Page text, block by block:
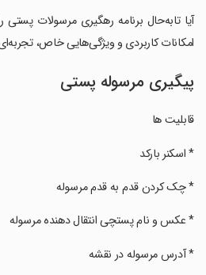
آیا تابه‌حال برنامه رهگیری مرسولات پستی
امکانات کاربردی و ویژگی‌هایی خاص،
پیگیری مرسوله پستی
قابلیت ها
‏* اسکنر بارکد
‏* چک کردن قدم به قدم مرسوله
‏* عکس و نام پستچی انتقال دهنده مرسوله
‏* آدرس مرسوله در نقشه